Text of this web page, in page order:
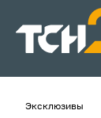
Эксклюзивы